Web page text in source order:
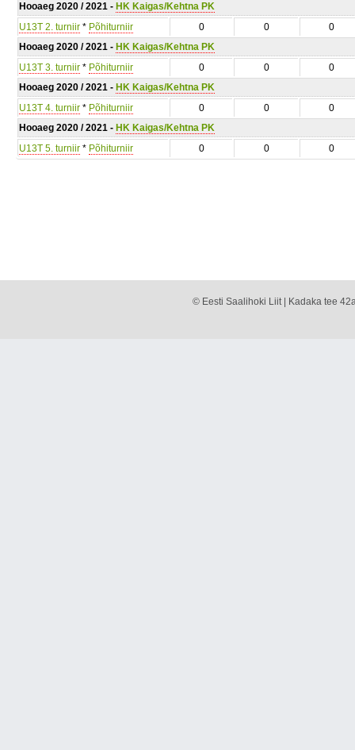
Hooaeg 2020 / 2021 - HK Kaigas/Kehtna PK
U13T 2. turniir * Põhiturniir 0 0
0
Hooaeg 2020 / 2021 - HK Kaigas/Kehtna PK
U13T 3. turniir * Põhiturniir 0 0
0
Hooaeg 2020 / 2021 - HK Kaigas/Kehtna PK
U13T 4. turniir * Põhiturniir 0 0
0
Hooaeg 2020 / 2021 - HK Kaigas/Kehtna PK
U13T 5. turniir * Põhiturniir 0 0 0
© Eesti Saalihoki Liit | Kadaka tee